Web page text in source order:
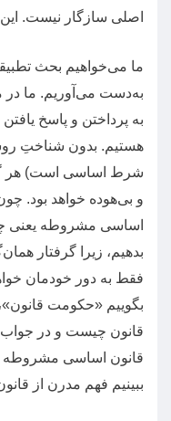
اصلی سازگار نیست.
ما می‌خواهیم بحث
به‌دست می‌آوریم. ما در
به پرداختن و پاسخ
هستیم. بدون شناختِ
شرط اساسی است) هر
و بی‌هوده خواهد بود.
اساسی مشروطه یعنی
بدهیم، زیرا گرفتار
فقط به دور خودمان
بگوییم «حکومت قانون»
قانون چیست و در
قانون اساسی مشروطه
ببینیم فهم مدرن از